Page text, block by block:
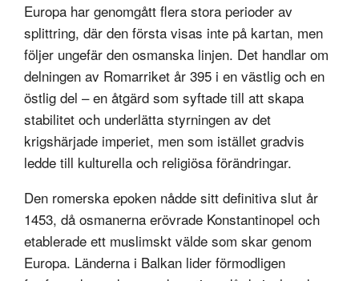
Europa har genomgått flera stora perioder av
splittring, där den första visas inte på kartan, men
följer ungefär den osmanska linjen. Det handlar om
delningen av Romarriket år 395 i en västlig och en
östlig del – en åtgärd som syftade till att skapa
stabilitet och underlätta styrningen av det
krigshärjade imperiet, men som istället gradvis
ledde till kulturella och religiösa förändringar.
Den romerska epoken nådde sitt definitiva slut år
1453, då osmanerna erövrade Konstantinopel och
etablerade ett muslimskt välde som skar genom
Europa. Länderna i Balkan lider förmodligen